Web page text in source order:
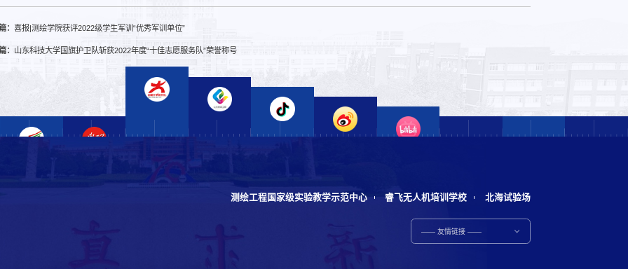
： 喜报|测绘学院获评2022级学生军训“优秀军训单位”
： 山东科技大学国旗护卫队斩获2022年度“十佳志愿服务队”荣誉称号
测绘工程国家级实验教学示范中心 睿飞无人机培训学校 北海试验场
—— 友情链接 ——